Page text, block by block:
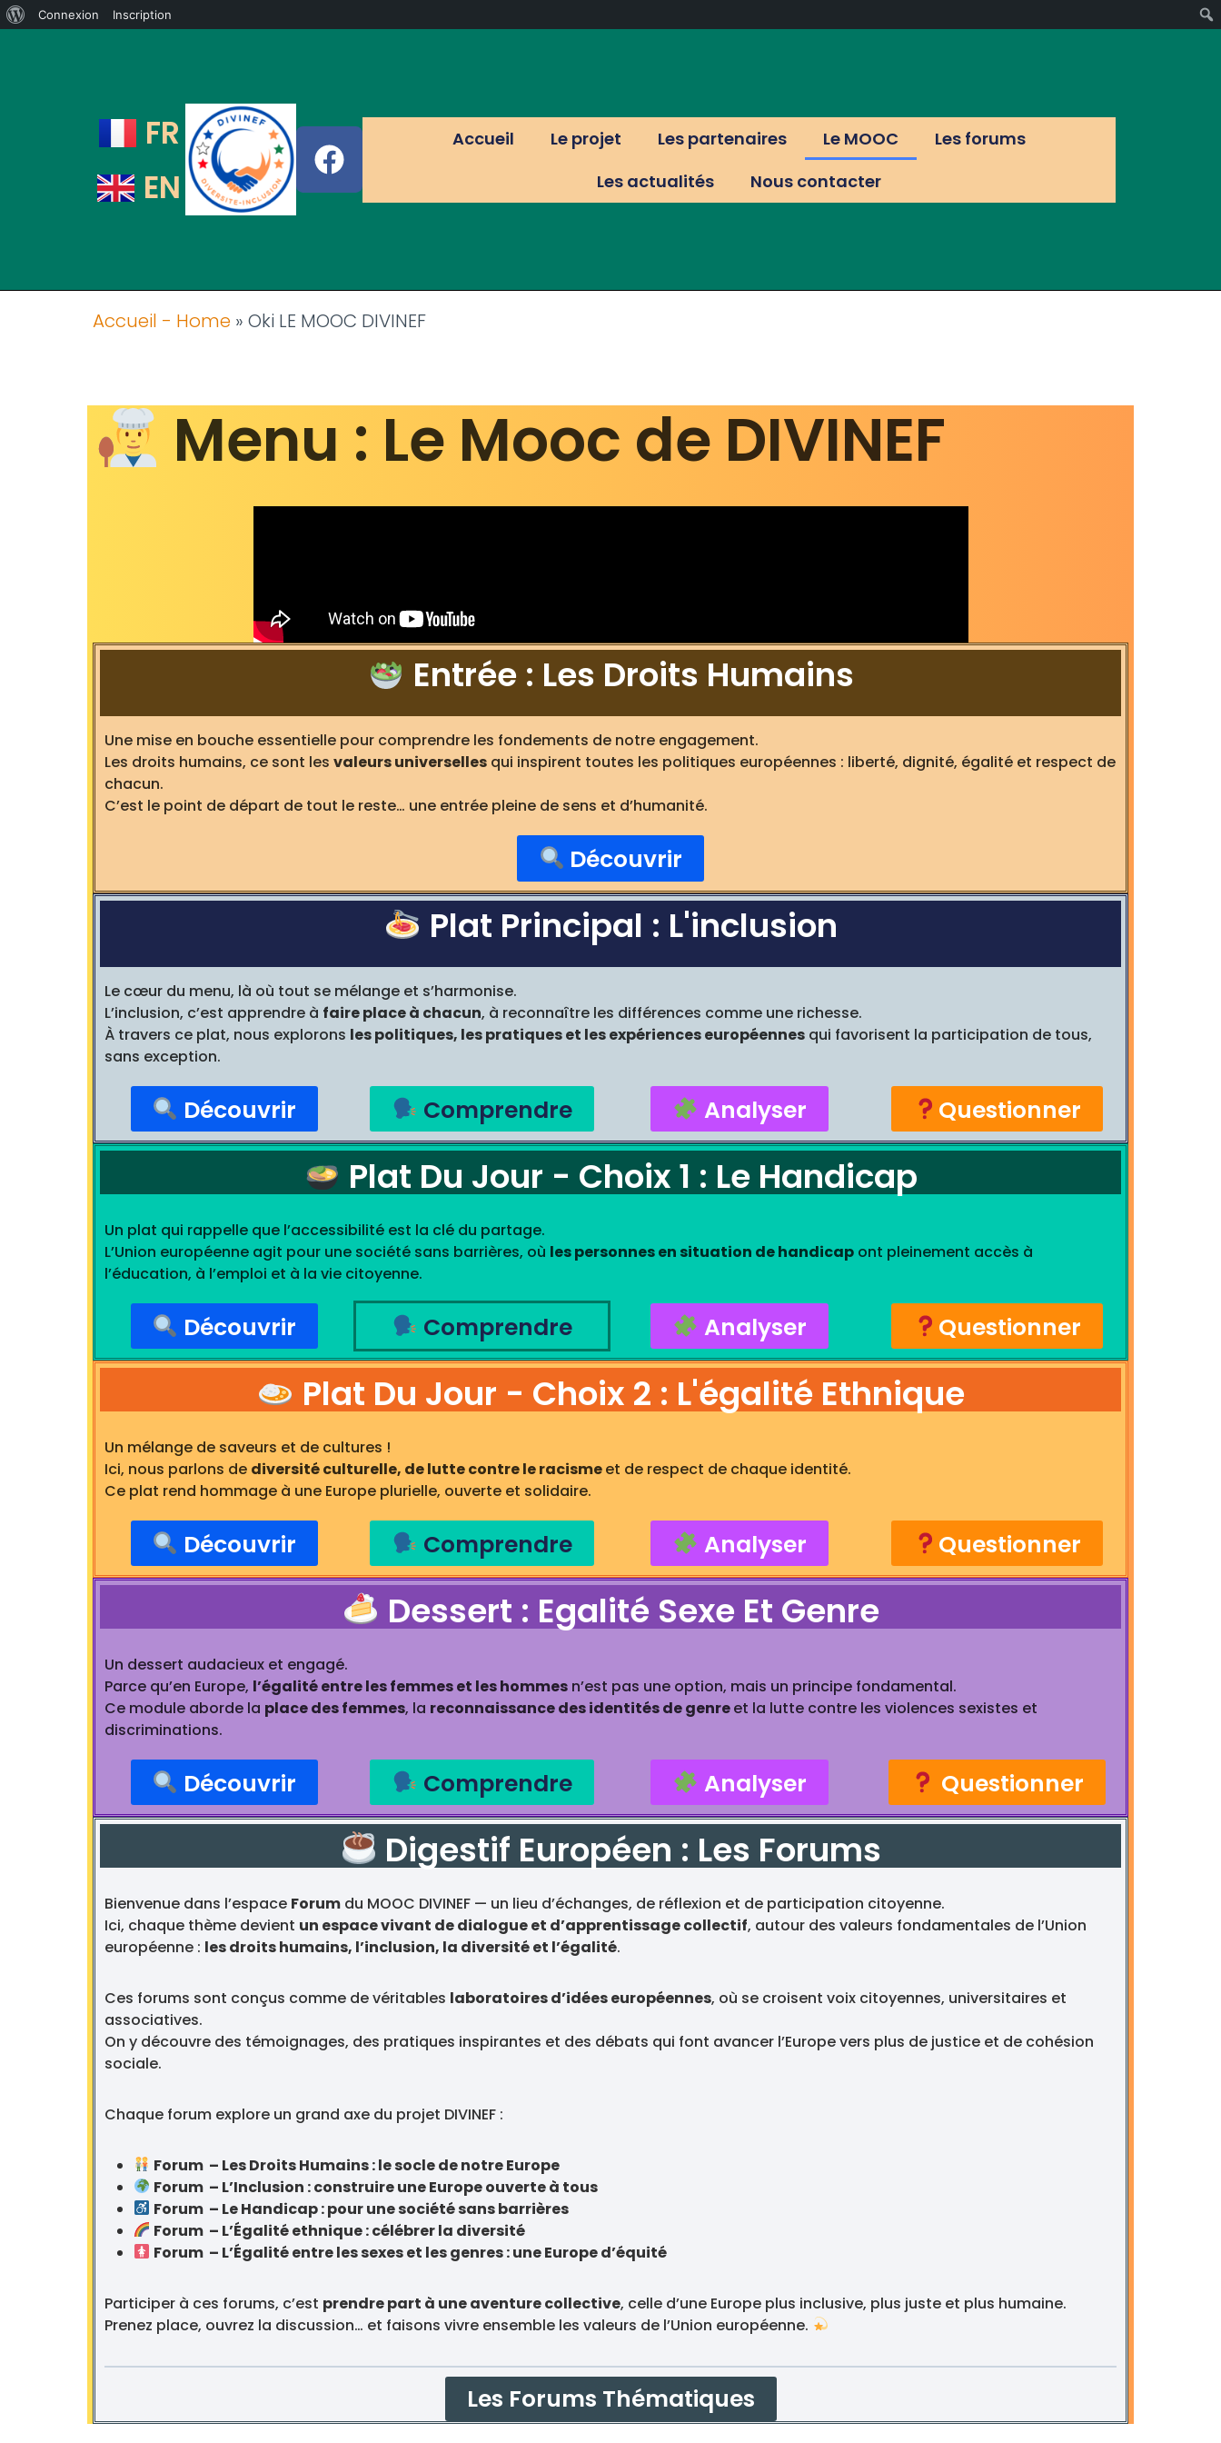
Connexion Inscription
FR
EN
Accueil Le projet Les partenaires Le MOOC
Les forums
Les actualités
Nous contacter
Accueil - Home » Oki LE MOOC DIVINEF
Menu : Le Mooc de DIVINEF
Entrée : Les Droits Humains
Une mise en bouche essentielle pour comprendre les fondements de notre engagement.
Les droits humains, ce sont les valeurs universelles qui inspirent toutes les politiques européennes : liberté, dignité, égalité et respect de
chacun.
C’est le point de départ de tout le reste… une entrée pleine de sens et d’humanité.
Découvrir
Plat Principal : L'inclusion
Le cœur du menu, là où tout se mélange et s’harmonise.
L’inclusion, c’est apprendre à faire place à chacun, à reconnaître les différences comme une richesse.
À travers ce plat, nous explorons les politiques, les pratiques et les expériences européennes qui favorisent la participation de tous,
sans exception.
Découvrir Comprendre Analyser Questionner
Plat Du Jour - Choix 1 : Le Handicap
Un plat qui rappelle que l’accessibilité est la clé du partage.
L’Union européenne agit pour une société sans barrières, où les personnes en situation de handicap ont pleinement accès à
l’éducation, à l’emploi et à la vie citoyenne.
Découvrir Comprendre Analyser Questionner
Plat Du Jour - Choix 2 : L'égalité Ethnique
Un mélange de saveurs et de cultures !
Ici, nous parlons de diversité culturelle, de lutte contre le racismeet de respect de chaque identité.
Ce plat rend hommage à une Europe plurielle, ouverte et solidaire.
Découvrir Comprendre Analyser Questionner
Dessert : Egalité Sexe Et Genre
Un dessert audacieux et engagé.
Parce qu’en Europe, l’égalité entre les femmes et les hommes n’est pas une option, mais un principe fondamental.
Ce module aborde la place des femmes, la reconnaissance des identités de genreet la lutte contre les violences sexistes et
discriminations.
Découvrir Comprendre Analyser Questionner
Digestif Européen : Les Forums
Bienvenue dans l’espace Forum du MOOC DIVINEF — un lieu d’échanges, de réflexion et de participation citoyenne.
Ici, chaque thème devient un espace vivant de dialogue et d’apprentissage collectif, autour des valeurs fondamentales de l’Union
européenne : les droits humains, l’inclusion, la diversité et l’égalité.
Ces forums sont conçus comme de véritables laboratoires d’idées européennes, où se croisent voix citoyennes, universitaires et
associatives.
On y découvre des témoignages, des pratiques inspirantes et des débats qui font avancer l’Europe vers plus de justice et de cohésion
sociale.
Chaque forum explore un grand axe du projet DIVINEF :
Forum – Les Droits Humains : le socle de notre Europe
Forum – L’Inclusion : construire une Europe ouverte à tous
Forum – Le Handicap : pour une société sans barrières
Forum – L’Égalité ethnique : célébrer la diversité
Forum – L’Égalité entre les sexes et les genres : une Europe d’équité
Participer à ces forums, c’est prendre part à une aventure collective, celle d’une Europe plus inclusive, plus juste et plus humaine.
Prenez place, ouvrez la discussion… et faisons vivre ensemble les valeurs de l’Union européenne.
Les Forums Thématiques